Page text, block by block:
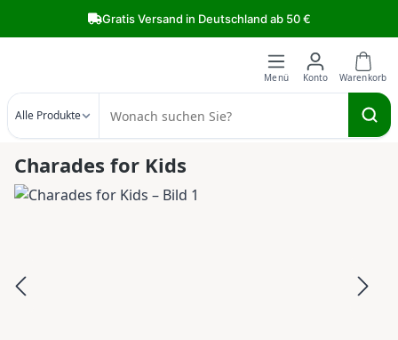
Zum Hauptinhalt springenGratis Versand in Deutschland ab 50 €
Alle Produkte
Charades for Kids
Bildergalerie überspringen